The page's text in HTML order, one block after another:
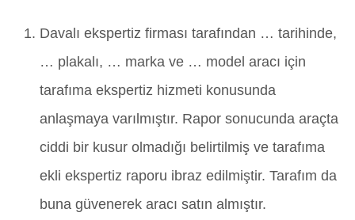
Davalı ekspertiz firması tarafından … tarihinde,
… plakalı, … marka ve … model aracı için
tarafıma ekspertiz hizmeti konusunda
anlaşmaya varılmıştır. Rapor sonucunda araçta
ciddi bir kusur olmadığı belirtilmiş ve tarafıma
ekli ekspertiz raporu ibraz edilmiştir. Tarafım da
buna güvenerek aracı satın almıştır.